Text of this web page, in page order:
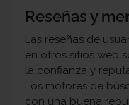
Reseñas y
Las reseñas de
en otros sitios web
la confianza y
Los motores de
con una buena